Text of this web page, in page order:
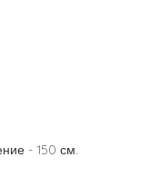
- 150 см.